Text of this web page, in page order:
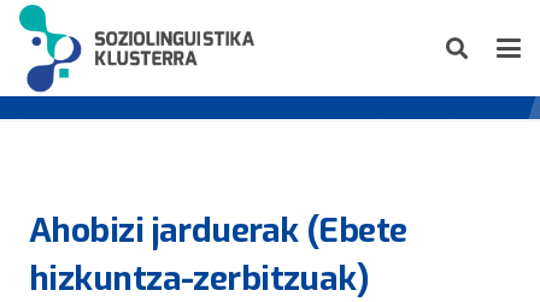
Ahobizi jarduerak (Ebete
hizkuntza-zerbitzuak)